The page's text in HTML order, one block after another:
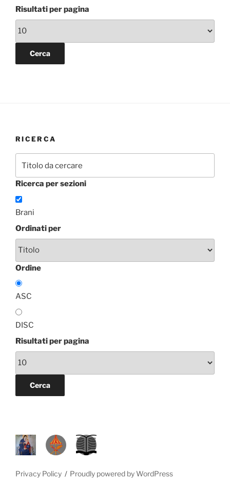
Risultati per pagina
RICERCA
Ricerca per sezioni
Brani
Ordinati per
Ordine
ASC
DISC
Risultati per pagina
P
R
D
A
L
.
Privacy Policy Proudly powered by WordPress